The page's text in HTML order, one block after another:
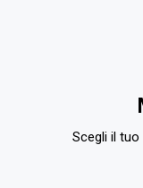
Scegli il